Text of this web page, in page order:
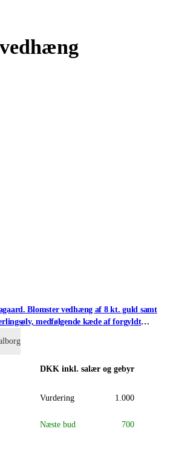
Blomster vedhæng af 8 kt. guld samt
medfølgende kæde af forgyldt
DKK inkl. salær og gebyr
Vurdering 1.000
Næste bud 700